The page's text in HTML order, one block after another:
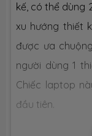
Pin
Trọng
kế, có thể dùng
xu hướng thiết
được ưa
người dùng 1
Chiếc laptop
đầu tiên.